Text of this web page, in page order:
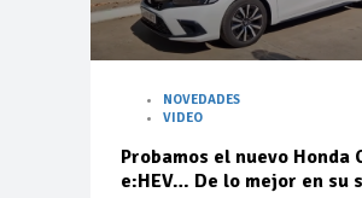
NOVEDADES
VIDEO
Probamos el nuevo Honda
e:HEV… De lo mejor en su